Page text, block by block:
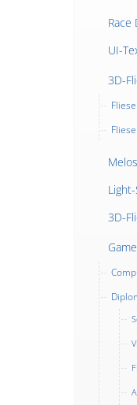
UI-
3D-
3D-